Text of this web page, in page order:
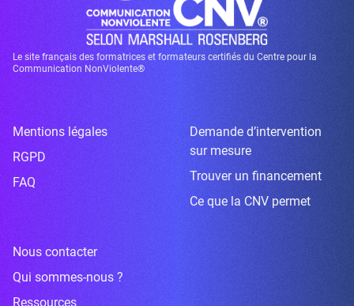
Le site français des formatrices et formateurs certifiés du Centre pour la
Communication NonViolente®
Mentions légales
RGPD
FAQ
Demande d’intervention
sur mesure
Trouver un financement
Ce que la CNV permet
Nous contacter
Qui sommes-nous ?
Ressources